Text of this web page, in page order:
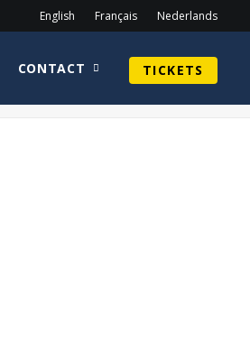
English Français Nederlands
CONTACT TICKETS
Sean Astin CirkelnologoGUYHENRYWEB